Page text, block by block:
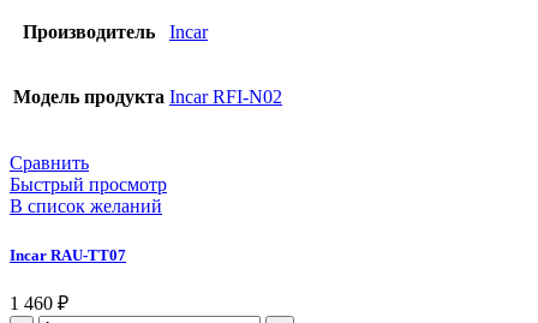
Производитель Incar
Модель продукта Incar RFI-N02
Сравнить
Быстрый просмотр
В список желаний
Incar RAU-TT07
1 460 ₽